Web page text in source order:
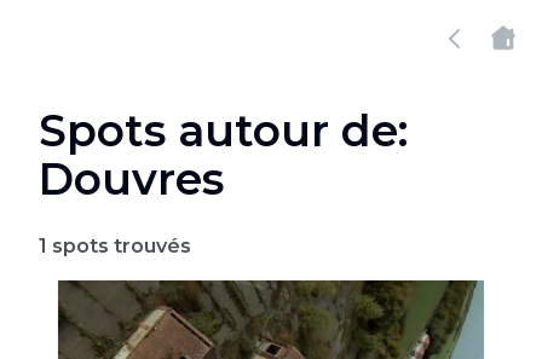
Spots autour de:
Douvres
1 spots trouvés